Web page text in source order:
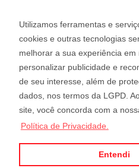
Utilizamos ferramentas e
cookies e outras tecnologias
melhorar a sua experiência em
personalizar publicidade e
de seu interesse, além de
dados, nos termos da LGPD.
site, você concorda com a
Política de Privacidade.
Entendi
Avenida Hugo Schlösser, 69,
CEP: 88354-300
Horário de
Segunda a Sexta-Feira
08h00 - 12h00 e 13h30 - 18h00
Sábado